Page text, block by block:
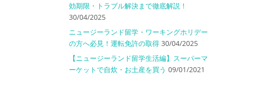
効期限・トラブル解決まで徹底解説！
30/04/2025
ニュージーランド留学・ワーキングホリデー
の方へ必見！運転免許の取得 30/04/2025
【ニュージーランド留学生活編】スーパーマ
ーケットで自炊・お土産を買う 09/01/2021